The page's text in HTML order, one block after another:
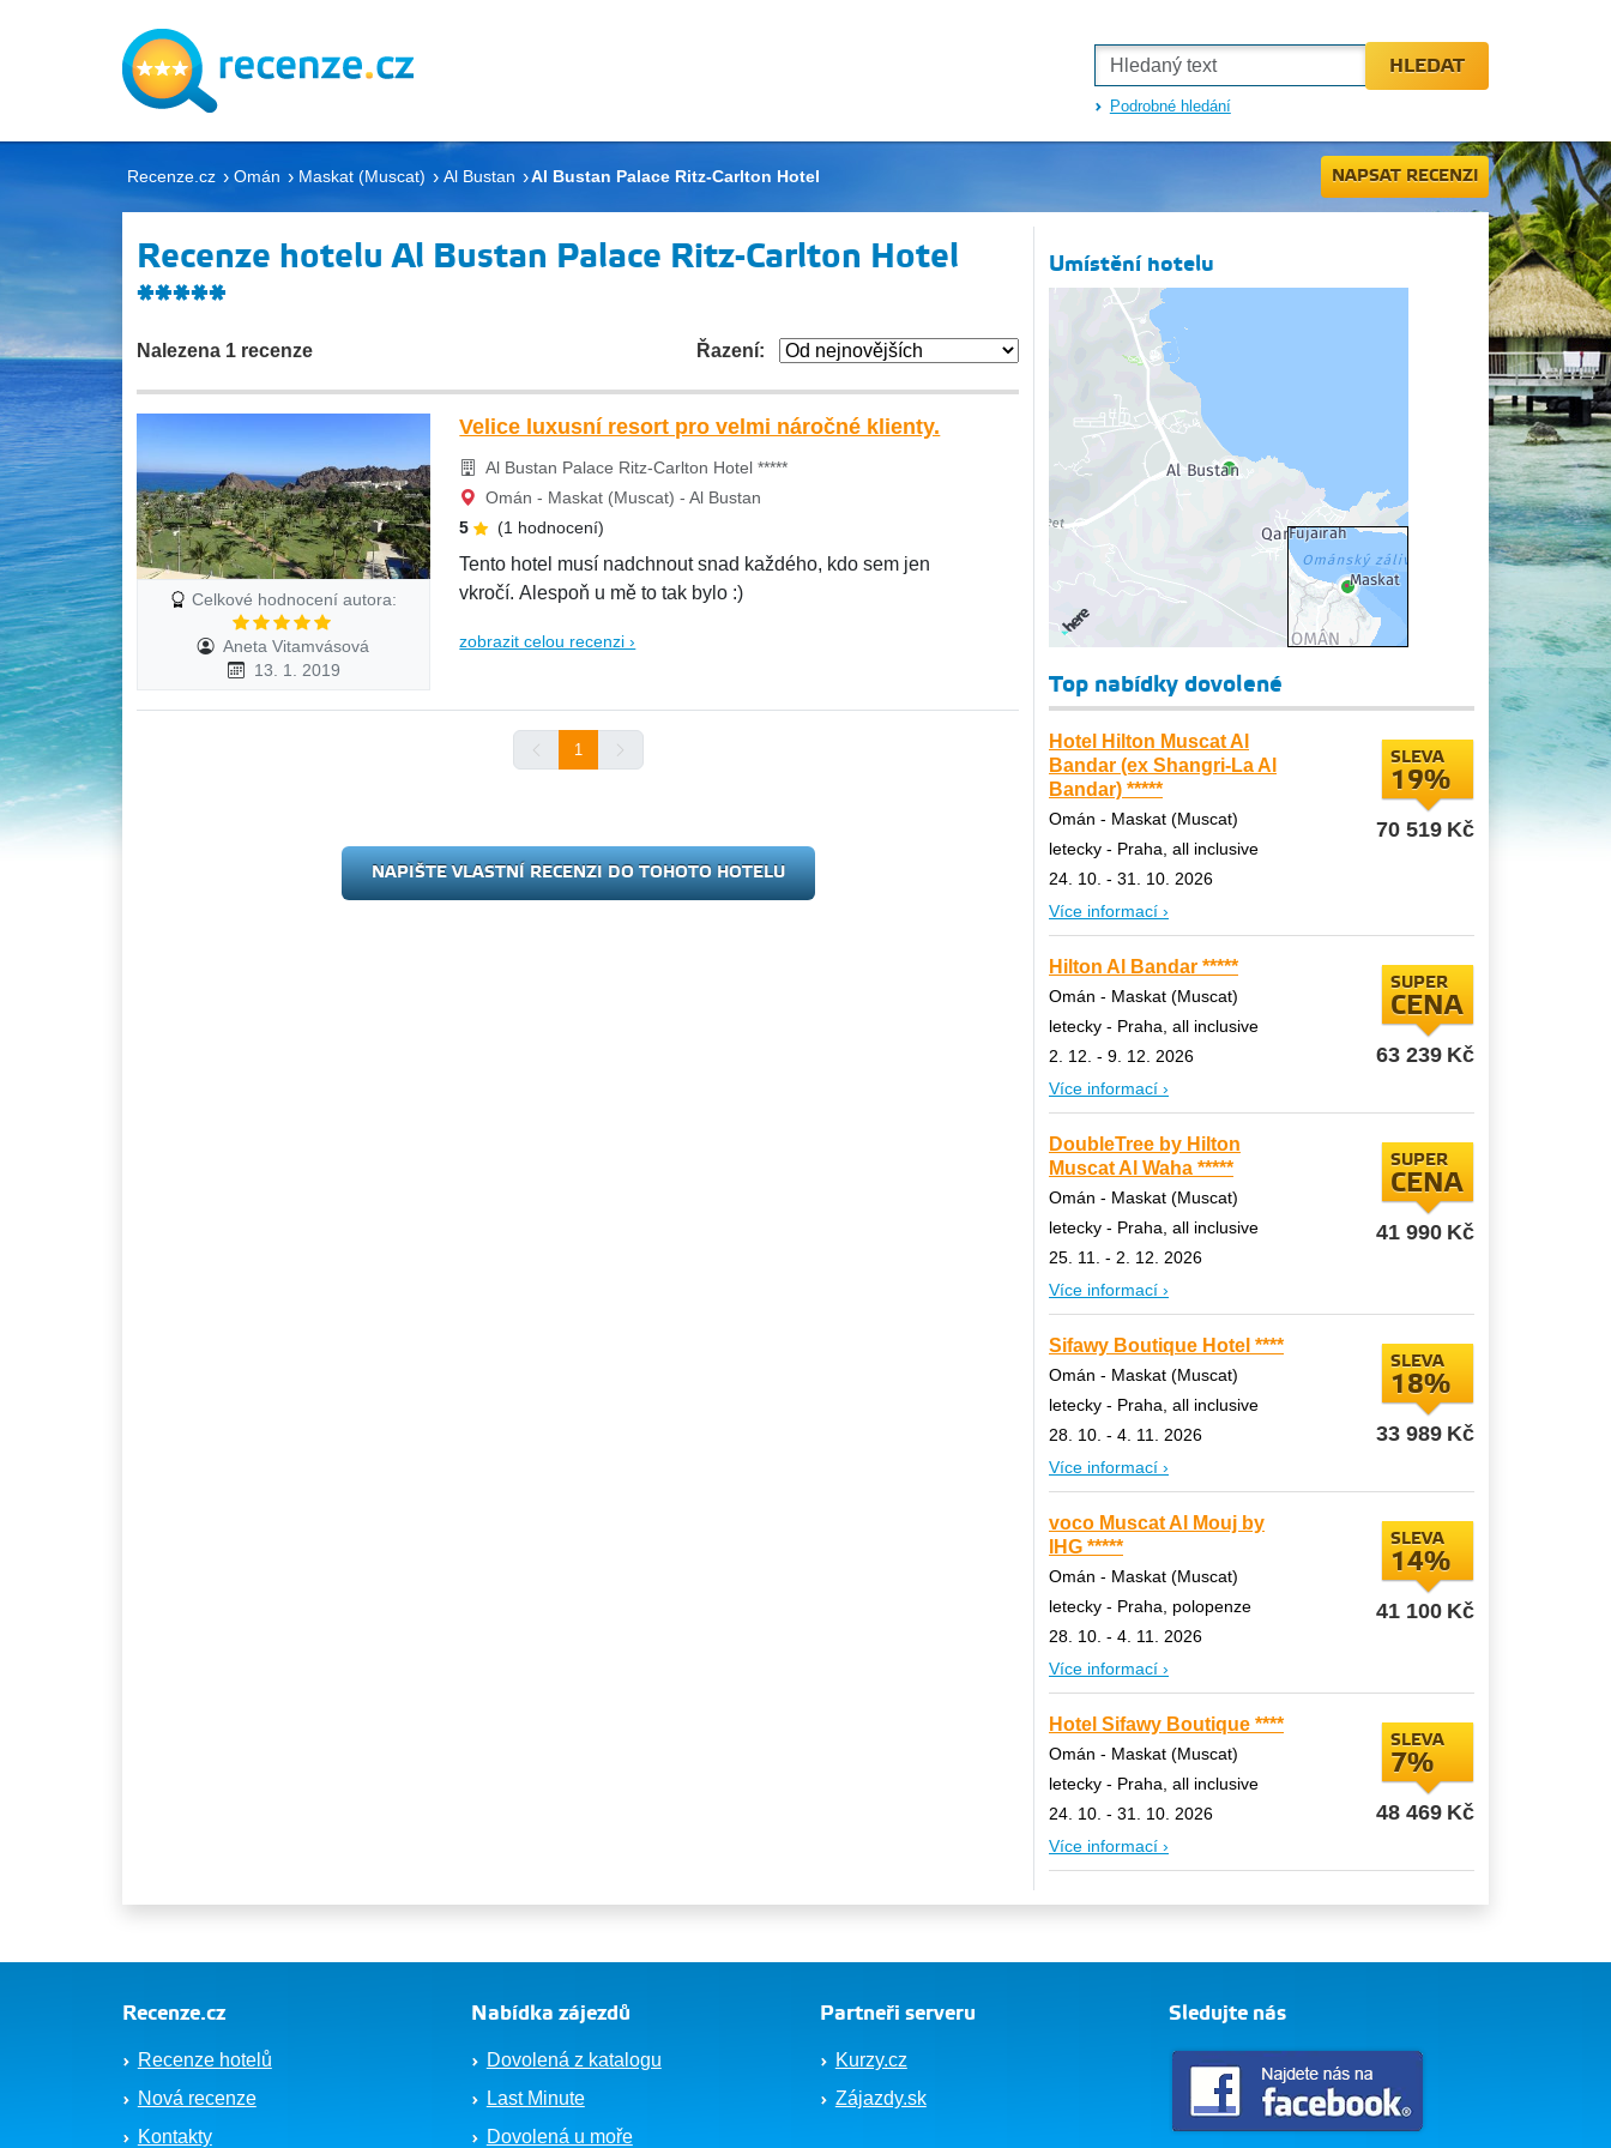
HLEDAT
Podrobné hledání
Recenze.cz Omán Maskat (Muscat) Al Bustan Al Bustan Palace Ritz-Carlton Hotel NAPSAT RECENZI
Recenze hotelu Al Bustan Palace Ritz-Carlton Hotel
*****
Nalezena 1 recenze Řazení:
Celkové hodnocení autora:
Aneta Vitamvásová
13. 1. 2019
Velice luxusní resort pro velmi náročné klienty.
Al Bustan Palace Ritz-Carlton Hotel *****
Omán - Maskat (Muscat) - Al Bustan
5
(1 hodnocení)
Tento hotel musí nadchnout snad každého, kdo sem jen
vkročí. Alespoň u mě to tak bylo :)
zobrazit celou recenzi ›
1
NAPIŠTE VLASTNÍ RECENZI DO TOHOTO HOTELU
Umístění hotelu
Top nabídky dovolené
Hotel Hilton Muscat Al
Bandar (ex Shangri-La Al
Bandar) *****
Omán - Maskat (Muscat)
letecky - Praha, all inclusive
24. 10. - 31. 10. 2026
Více informací ›
SLEVA
19%
70 519 Kč
Hilton Al Bandar *****
Omán - Maskat (Muscat)
letecky - Praha, all inclusive
2. 12. - 9. 12. 2026
Více informací ›
SUPER
CENA
63 239 Kč
DoubleTree by Hilton
Muscat Al Waha *****
Omán - Maskat (Muscat)
letecky - Praha, all inclusive
25. 11. - 2. 12. 2026
Více informací ›
SUPER
CENA
41 990 Kč
Sifawy Boutique Hotel ****
Omán - Maskat (Muscat)
letecky - Praha, all inclusive
28. 10. - 4. 11. 2026
Více informací ›
SLEVA
18%
33 989 Kč
voco Muscat Al Mouj by
IHG *****
Omán - Maskat (Muscat)
letecky - Praha, polopenze
28. 10. - 4. 11. 2026
Více informací ›
SLEVA
14%
41 100 Kč
Hotel Sifawy Boutique ****
Omán - Maskat (Muscat)
letecky - Praha, all inclusive
24. 10. - 31. 10. 2026
Více informací ›
SLEVA
7%
48 469 Kč
Recenze.cz
Recenze hotelů
Nová recenze
Kontakty
Nabídka zájezdů
Dovolená z katalogu
Last Minute
Dovolená u moře
Partneři serveru
Kurzy.cz
Zájazdy.sk
Sledujte nás